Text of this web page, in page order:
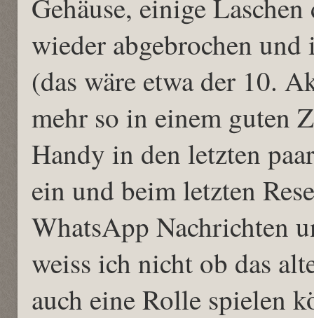
Gehäuse, einige
wieder abgebrochen
(das wäre etwa der 10.
mehr so in einem guten
Handy in den letzten
ein und beim letzten
WhatsApp Nachrichten
weiss ich nicht ob das
auch eine Rolle spielen